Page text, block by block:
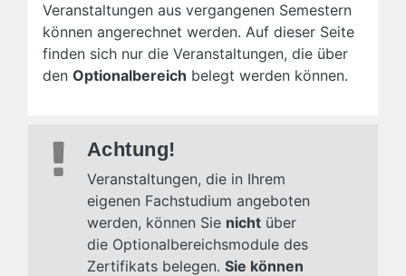
Veranstaltungen aus vergangenen Semestern
können angerechnet werden. Auf dieser Seite
finden sich nur die Veranstaltungen, die über
den Optionalbereich belegt werden können.
Achtung!
Veranstaltungen, die in Ihrem
eigenen Fachstudium angeboten
werden, können Sie nicht über
die Optionalbereichsmodule des
Zertifikats belegen. Sie können